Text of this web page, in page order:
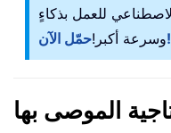
للعمل بذكاءٍ
وسرعة أكبر!حمّل الآن!
الموصى بها